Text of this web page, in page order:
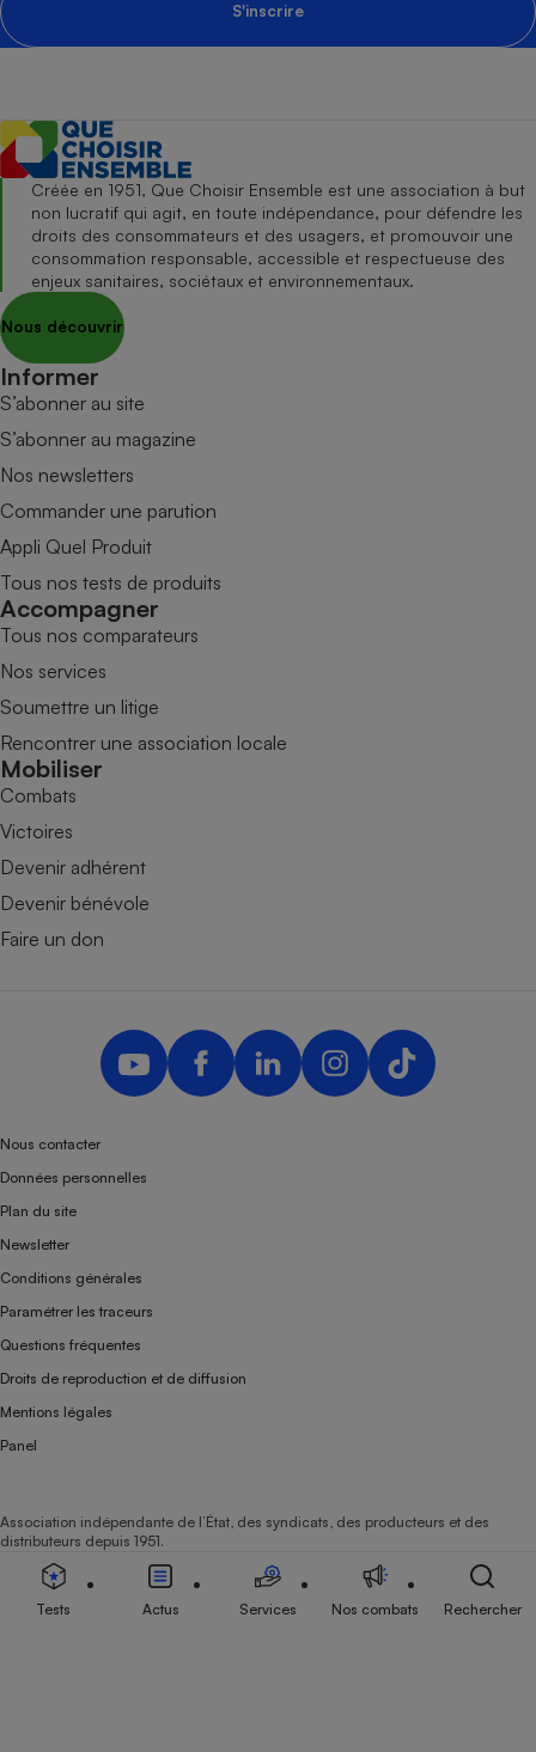
S'inscrire
Créée en 1951, Que Choisir Ensemble est une association à but
non lucratif qui agit, en toute indépendance, pour défendre les
droits des consommateurs et des usagers, et promouvoir une
consommation responsable, accessible et respectueuse des
enjeux sanitaires, sociétaux et environnementaux.
Nous découvrir
Informer
S’abonner au site
S’abonner au magazine
Nos newsletters
Commander une parution
Appli Quel Produit
Tous nos tests de produits
Accompagner
Tous nos comparateurs
Nos services
Soumettre un litige
Rencontrer une association locale
Mobiliser
Combats
Victoires
Devenir adhérent
Devenir bénévole
Faire un don
Nous contacter
Données personnelles
Plan du site
Newsletter
Conditions générales
Paramétrer les traceurs
Questions fréquentes
Droits de reproduction et de diffusion
Mentions légales
Panel
Association indépendante de l’État, des syndicats, des producteurs et des
distributeurs depuis 1951.
Tests Actus Services Nos combats Rechercher